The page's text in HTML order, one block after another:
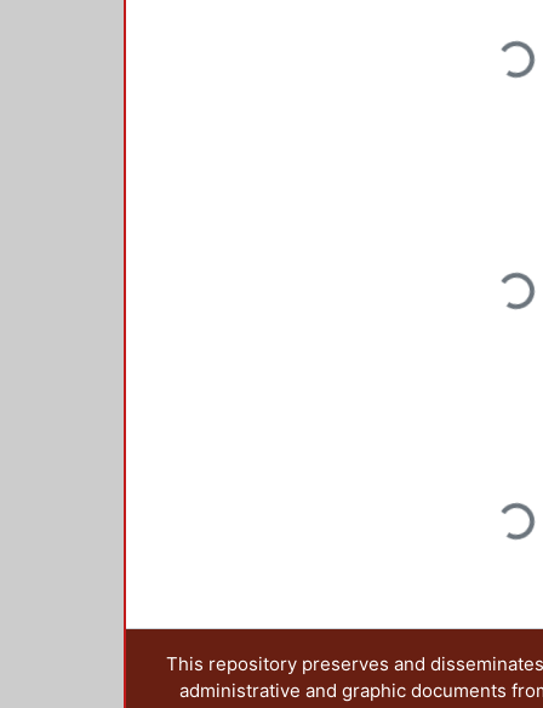
Loading...
Loading...
Loading...
This repository preserves and
administrative and graphic documents